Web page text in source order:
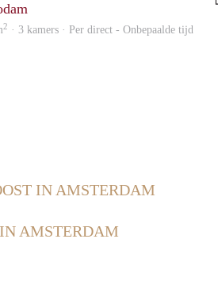
2 · 3 kamers · Per direct - Onbepaalde tijd
IN AMSTERDAM
AMSTERDAM